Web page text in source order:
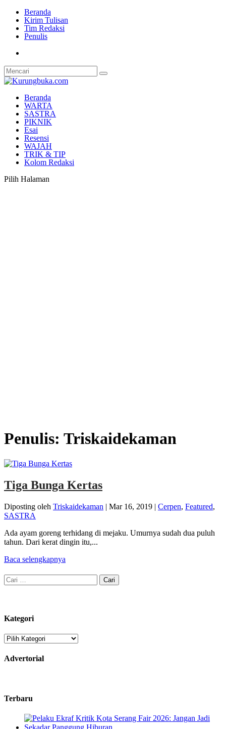
Beranda
Kirim Tulisan
Tim Redaksi
Penulis
Beranda
WARTA
SASTRA
PIKNIK
Esai
Resensi
WAJAH
TRIK & TIP
Kolom Redaksi
Pilih Halaman
Penulis: Triskaidekaman
Tiga Bunga Kertas
Diposting oleh Triskaidekaman | Mar 16, 2019 | Cerpen, Featured,
SASTRA
Ada ayam goreng terhidang di mejaku. Umurnya sudah dua puluh
tahun. Dari kerat dingin itu,...
Baca selengkapnya
Cari
untuk:
Kategori
Kategori
Advertorial
Terbaru